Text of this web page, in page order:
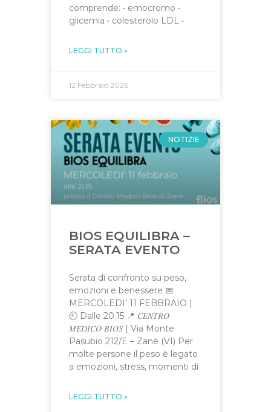
comprende: • emocromo •
glicemia • colesterolo LDL •
LEGGI TUTTO »
12 Febbraio 2026
NOTIZIE
BIOS EQUILIBRA –
SERATA EVENTO
Serata di confronto su peso,
emozioni e benessere 📅
MERCOLEDI’ 11 FEBBRAIO |
🕘 Dalle 20.15 📍 𝐶𝐸𝑁𝑇𝑅𝑂
𝑀𝐸𝐷𝐼𝐶𝑂 𝐵𝐼𝑂𝑆 | Via Monte
Pasubio 212/E – Zanè (VI) Per
molte persone il peso è legato
a emozioni, stress, momenti di
LEGGI TUTTO »